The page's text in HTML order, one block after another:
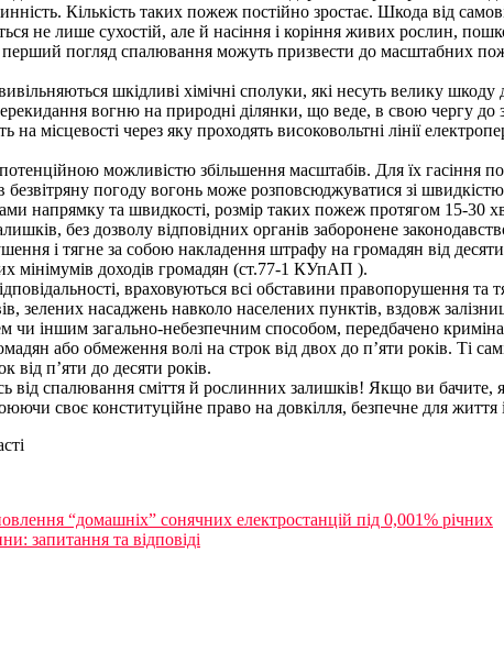
Кількість таких пожеж постійно зростає. Шкода від
не лише сухостій, але й насіння і коріння живих рослин,
погляд спалювання можуть призвести до масштабних
шкідливі хімічні сполуки, які несуть велику
вогню на природні ділянки, що веде, в свою чергу
через яку проходять високовольтні лінії
можливістю збільшення масштабів. Для їх гасіння
погоду вогонь може розповсюджуватися зі
напрямку та швидкості, розмір таких пожеж протягом 15-30
без дозволу відповідних органів заборонене
і тягне за собою накладення штрафу на громадян від
мінімумів доходів громадян (ст.77-1 КУпАП ).
враховуються всі обставини правопорушення та
насаджень навколо населених пунктів, вздовж
чи іншим загально-небезпечним способом, передбачено
або обмеження волі на строк від двох до п’яти років. Ті
від п’яти до десяти років.
спалювання сміття й рослинних залишків! Якщо ви бачите,
своє конституційне право на довкілля, безпечне для життя
“домашніх” сонячних електростанцій під 0,001% річних
запитання та відповіді